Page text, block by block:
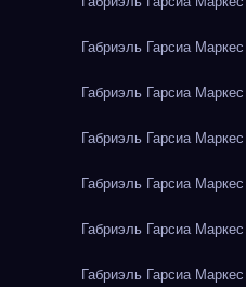
Габриэль Гарсиа
Габриэль Гарсиа
Габриэль Гарсиа
Габриэль Гарсиа
Габриэль Гарсиа
Габриэль Гарсиа